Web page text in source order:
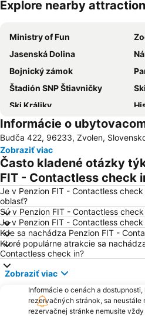
Explore nearby
Ministry of Fun
Jasenská Dolina
Bojnický zámok
Štadión SNP Štiavničky
Ski Králiky
Železničná stanica Banská Bystrica
Ski Drozdovo
Podlavice
Radvaň
Hronec-Hlobišov
Fončorda
Kráľová (Zvolen)
Majer
Lyžiarske Stredisko Šachtičky
Rudlová
Šalková
Kammerhof - Baníctvo na Slovensku
Informácie o
Budča 422, 96233, Zvolen,
Zobraziť viac
Často kladené otázky
FIT - Contactless check
Je v Penzion FIT - Contactless
oblasť?
Sú v Penzion FIT - Contactless
Je v Penzion FIT - Contactless
Kde sa nachádza Penzion FIT -
Ktoré populárne atrakcie sa
Contactless check in?
Zobraziť viac
Informácie o cenách a
rezervačných stránok, sa neustále
rezervačnej stránke nemusíte